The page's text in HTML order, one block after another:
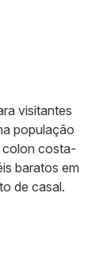
visitantes
população
colon costa-
baratos em
de casal.